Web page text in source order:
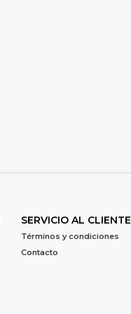
SERVICIO AL CLIENTE
Términos y condiciones
Contacto